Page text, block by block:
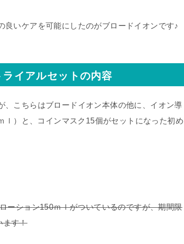
いケアを可能にしたのがブロードイオンです♪
イアルセットの内容
こちらはブロードイオン本体の他に、イオン導
ｌ）と、コインマスク15個がセットになった初め
ーション150ｍｌがついているのですが、期間限
ます！